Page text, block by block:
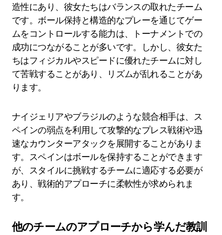
造性にあり、彼女たちはバランスの取れたチーム
です。ボール保持と構造的なプレーを通じてゲー
ムをコントロールする能力は、トーナメントでの
成功につながることが多いです。しかし、彼女た
ちはフィジカルやスピードに優れたチームに対し
て苦戦することがあり、リズムが乱れることがあ
ります。
ナイジェリアやブラジルのような競合相手は、ス
ペインの弱点を利用して攻撃的なプレス戦術や迅
速なカウンターアタックを展開することがありま
す。スペインはボールを保持することができます
が、スタイルに挑戦するチームに適応する必要が
あり、戦術的アプローチに柔軟性が求められま
す。
他のチームのアプローチから学んだ教訓